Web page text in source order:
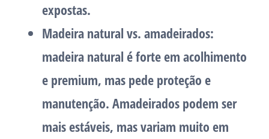
expostas.
Madeira natural vs. amadeirados:
madeira natural é forte em acolhimento
e premium, mas pede proteção e
manutenção. Amadeirados podem ser
mais estáveis, mas variam muito em